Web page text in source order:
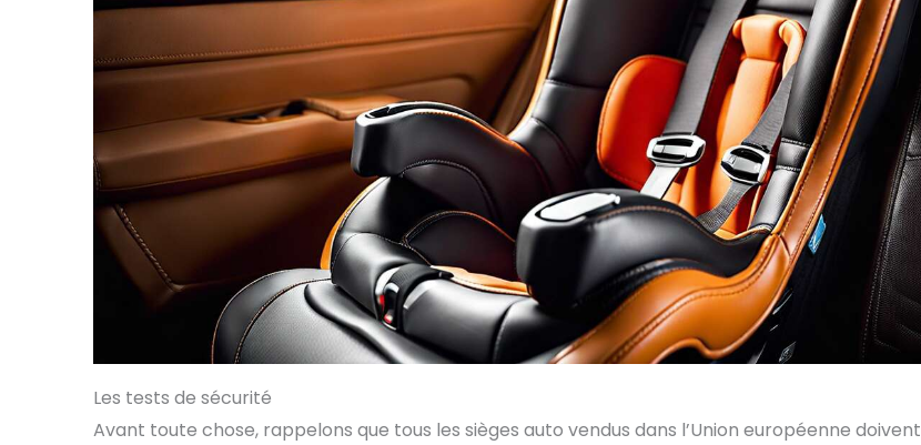
Les tests de sécurité
Avant toute chose, rappelons que tous les sièges auto vendus dans l’Union européenne doivent